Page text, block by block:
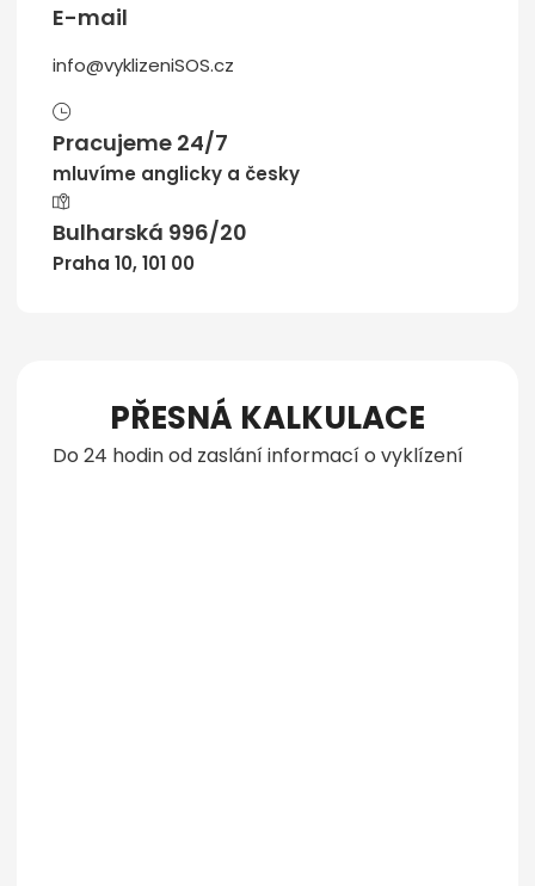
E-mail
info@vyklizeniSOS.cz
Pracujeme 24/7
mluvíme anglicky a česky
Bulharská 996/20
Praha 10, 101 00
PŘESNÁ KALKULACE
Do 24 hodin od zaslání informací o vyklízení